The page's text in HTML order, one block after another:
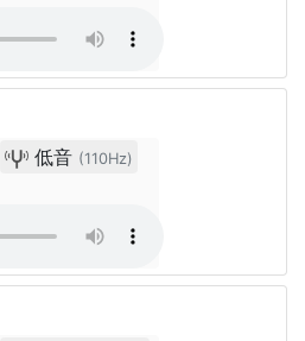
低音 (110Hz)